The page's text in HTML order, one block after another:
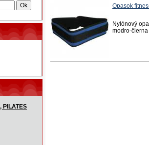
PILATES
Opasok
Nylónový
modro-čierna